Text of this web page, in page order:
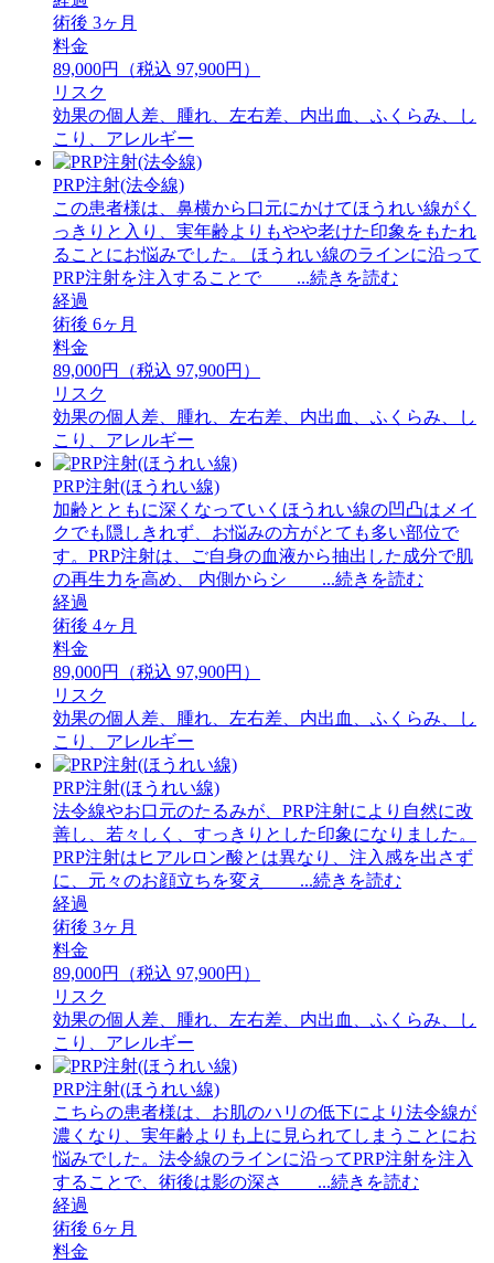
術後 3ヶ月
料金
89,000円（税込 97,900円）
リスク
効果の個人差、腫れ、左右差、内出血、ふくらみ、し
こり、アレルギー
PRP注射(法令線)
この患者様は、鼻横から口元にかけてほうれい線がく
っきりと入り、実年齢よりもやや老けた印象をもたれ
ることにお悩みでした。 ほうれい線のラインに沿って
PRP注射を注入することで ...続きを読む
経過
術後 6ヶ月
料金
89,000円（税込 97,900円）
リスク
効果の個人差、腫れ、左右差、内出血、ふくらみ、し
こり、アレルギー
PRP注射(ほうれい線)
加齢とともに深くなっていくほうれい線の凹凸はメイ
クでも隠しきれず、お悩みの方がとても多い部位で
す。PRP注射は、ご自身の血液から抽出した成分で肌
の再生力を高め、 内側からシ ...続きを読む
経過
術後 4ヶ月
料金
89,000円（税込 97,900円）
リスク
効果の個人差、腫れ、左右差、内出血、ふくらみ、し
こり、アレルギー
PRP注射(ほうれい線)
法令線やお口元のたるみが、PRP注射により自然に改
善し、若々しく、すっきりとした印象になりました。
PRP注射はヒアルロン酸とは異なり、注入感を出さず
に、元々のお顔立ちを変え ...続きを読む
経過
術後 3ヶ月
料金
89,000円（税込 97,900円）
リスク
効果の個人差、腫れ、左右差、内出血、ふくらみ、し
こり、アレルギー
PRP注射(ほうれい線)
こちらの患者様は、お肌のハリの低下により法令線が
濃くなり、実年齢よりも上に見られてしまうことにお
悩みでした。法令線のラインに沿ってPRP注射を注入
することで、術後は影の深さ ...続きを読む
経過
術後 6ヶ月
料金